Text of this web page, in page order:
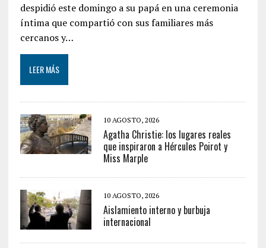
despidió este domingo a su papá en una ceremonia
íntima que compartió con sus familiares más
cercanos y…
LEER MÁS
10 AGOSTO, 2026
Agatha Christie: los lugares reales
que inspiraron a Hércules Poirot y
Miss Marple
10 AGOSTO, 2026
Aislamiento interno y burbuja
internacional